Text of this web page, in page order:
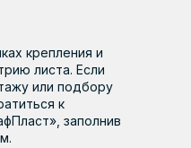
крепления и
листа. Если
или подбору
к
заполнив